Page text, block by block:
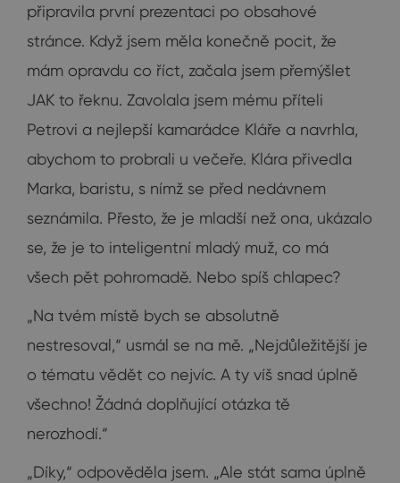
připravila první prezentaci po obsahové
stránce. Když jsem měla konečně pocit, že
mám opravdu co říct, začala jsem přemýšlet
JAK to řeknu. Zavolala jsem mému příteli
Petrovi a nejlepší kamarádce Kláře a navrhla,
abychom to probrali u večeře. Klára přivedla
Marka, baristu, s nímž se před nedávnem
seznámila. Přesto, že je mladší než ona, ukázalo
se, že je to inteligentní mladý muž, co má
všech pět pohromadě. Nebo spíš chlapec?
„Na tvém místě bych se absolutně
nestresoval,“ usmál se na mě. „Nejdůležitější je
o tématu vědět co nejvíc. A ty víš snad úplně
všechno! Žádná doplňující otázka tě
nerozhodí.“
„Díky,“ odpověděla jsem. „Ale stát sama úplně